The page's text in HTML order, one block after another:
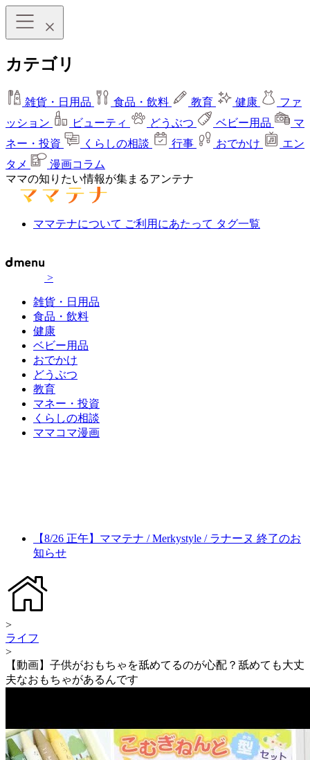
カテゴリ
雑貨・日用品 食品・飲料 教育 健康
ファ
ッション
ビューティ どうぶつ ベビー用品
マ
ネー・投資
くらしの相談 行事 おでかけ
エン
タメ
漫画コラム
ママの知りたい情報が集まるアンテナ
ママテナについて ご利用にあたって タグ一覧
>
雑貨・日用品
食品・飲料
健康
ベビー用品
おでかけ
どうぶつ
教育
マネー・投資
くらしの相談
ママコマ漫画
【8/26 正午】ママテナ / Merkystyle / ラナーヌ 終了のお
知らせ
>
ライフ
>
【動画】子供がおもちゃを舐めてるのが心配？舐めても大丈
夫なおもちゃがあるんです